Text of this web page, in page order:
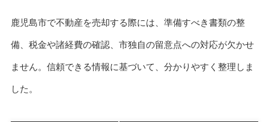
鹿児島市で不動産を売却する際には、準備すべき書類の整
備、税金や諸経費の確認、市独自の留意点への対応が欠かせ
ません。信頼できる情報に基づいて、分かりやすく整理しま
した。